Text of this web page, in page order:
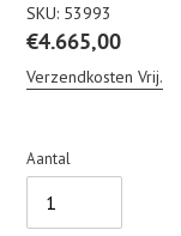
SKU: 53993
Normale
prijs
€4.665,00
Verzendkosten Vrij.
Aantal